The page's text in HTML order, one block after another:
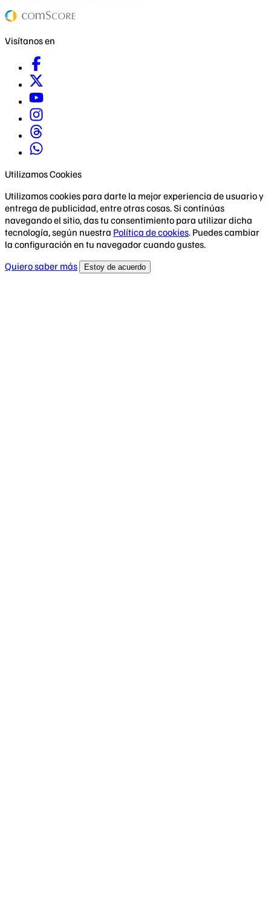
Visítanos en
Utilizamos Cookies
Utilizamos cookies para darte la mejor experiencia de usuario y
entrega de publicidad, entre otras cosas. Si continúas
navegando el sitio, das tu consentimiento para utilizar dicha
tecnología, según nuestra Política de cookies. Puedes cambiar
la configuración en tu navegador cuando gustes.
Quiero saber más
Estoy de acuerdo